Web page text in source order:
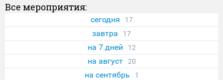
Все мероприятия:
сегодня 17
завтра 17
на 7 дней 12
на август 20
на сентябрь 1